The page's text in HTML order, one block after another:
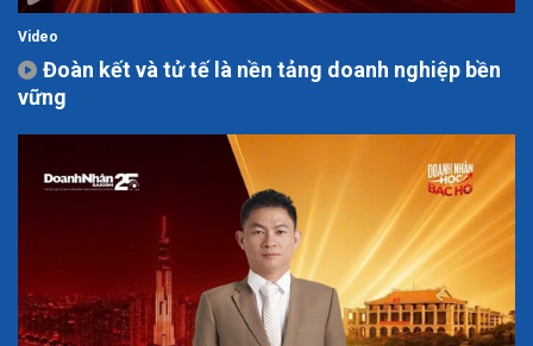
Video
Đoàn kết và tử tế là nền tảng doanh nghiệp bền
vững